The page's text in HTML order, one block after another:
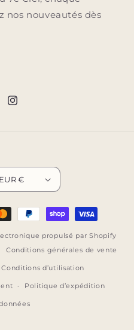
nos nouveautés dès
Instagram
France | EUR €
propulsé par Shopify
Conditions générales de vente
Conditions d’utilisation
Politique d’expédition